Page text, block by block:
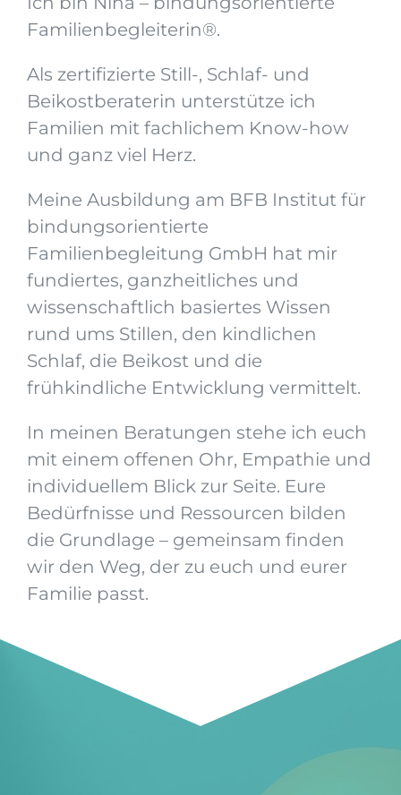
Familienbegleiterin®.
Als zertifizierte Still-, Schlaf- und
Beikostberaterin unterstütze ich
Familien mit fachlichem Know-how
und ganz viel Herz.
Meine Ausbildung am BFB Institut für
bindungsorientierte
Familienbegleitung GmbH hat mir
fundiertes, ganzheitliches und
wissenschaftlich basiertes Wissen
rund ums Stillen, den kindlichen
Schlaf, die Beikost und die
frühkindliche Entwicklung vermittelt.
In meinen Beratungen stehe ich euch
mit einem offenen Ohr, Empathie und
individuellem Blick zur Seite. Eure
Bedürfnisse und Ressourcen bilden
die Grundlage – gemeinsam finden
wir den Weg, der zu euch und eurer
Familie passt.